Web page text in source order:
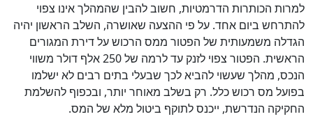
למרות הכותרות הדרמטיות, חשוב להבין שהמהלך אינו צפוי
להתרחש ביום אחד. על פי ההצעה שאושרה, השלב הראשון יהיה
הגדלה משמעותית של הפטור ממס הרכוש על דירת המגורים
הראשית. הפטור צפוי לזנק עד לרמה של 250 אלף דולר משווי
הנכס, מהלך שעשוי להביא לכך שבעלי בתים רבים לא ישלמו
בפועל מס רכוש כלל. רק בשלב מאוחר יותר, ובכפוף להשלמת
החקיקה הנדרשת, ייכנס לתוקף ביטול מלא של המס.